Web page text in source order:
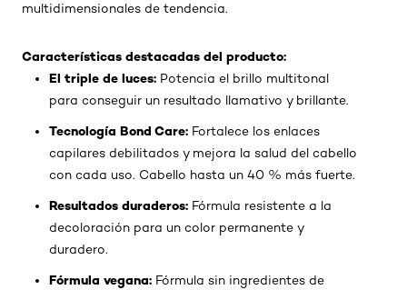
multidimensionales de tendencia.
Características destacadas del producto:
El triple de luces: Potencia el brillo multitonal
para conseguir un resultado llamativo y brillante.
Tecnología Bond Care: Fortalece los enlaces
capilares debilitados y mejora la salud del cabello
con cada uso. Cabello hasta un 40 % más fuerte.
Resultados duraderos: Fórmula resistente a la
decoloración para un color permanente y
duradero.
Fórmula vegana: Fórmula sin ingredientes de